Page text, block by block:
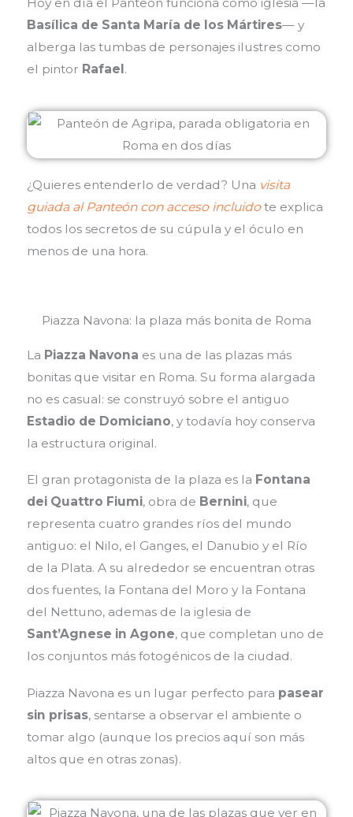
Hoy en día el Panteón funciona como iglesia —la
Basílica de Santa María de los Mártires— y
alberga las tumbas de personajes ilustres como
el pintor Rafael .
¿Quieres entenderlo de verdad? Una visita
guiada al Panteón con acceso incluidote explica
todos los secretos de su cúpula y el óculo en
menos de una hora.
Piazza Navona: la plaza más bonita de Roma
La Piazza Navona es una de las plazas más
bonitas que visitar en Roma. Su forma alargada
no es casual: se construyó sobre el antiguo
Estadio de Domiciano, y todavía hoy conserva
la estructura original.
El gran protagonista de la plaza es la Fontana
dei Quattro Fiumi, obra de Bernini, que
representa cuatro grandes ríos del mundo
antiguo: el Nilo, el Ganges, el Danubio y el Río
de la Plata. A su alrededor se encuentran otras
dos fuentes, la Fontana del Moro y la Fontana
del Nettuno, ademas de la iglesia de
Sant’Agnese in Agone, que completan uno de
los conjuntos más fotogénicos de la ciudad.
Piazza Navona es un lugar perfecto para pasear
sin prisas, sentarse a observar el ambiente o
tomar algo (aunque los precios aquí son más
altos que en otras zonas).